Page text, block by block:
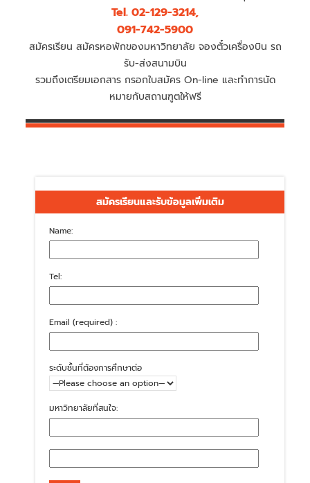
Tel. 02-129-3214,
091-742-5900
สมัครเรียน สมัครหอพักของมหาวิทยาลัย จองตั๋วเครื่องบิน รถ
รับ-ส่งสนามบิน
รวมถึงเตรียมเอกสาร กรอกใบสมัคร On-line และทำการนัด
หมายกับสถานฑูตให้ฟรี
สมัครเรียนและรับข้อมูลเพิ่มเติม
Name:
Tel:
Email (required) :
ระดับชั้นที่ต้องการศึกษาต่อ
มหาวิทยาลัยที่สนใจ: